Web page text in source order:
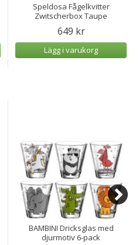
Speldosa Fågelkvitter
Zwitscherbox Taupe
649 kr
Lägg i varukorg
BAMBINI Dricksglas med
djurmotiv 6-pack